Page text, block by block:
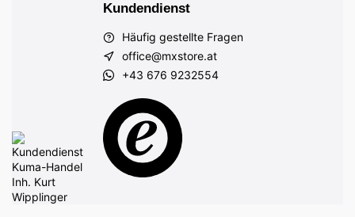
Kundendienst
Häufig gestellte Fragen
office@mxstore.at
+43 676 9232554